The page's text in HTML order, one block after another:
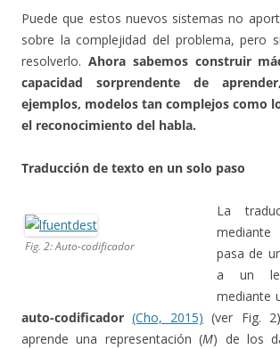
Puede que estos nuevos sistemas no
sobre la complejidad del problema, pero
resolverlo. Ahora sabemos construir
capacidad sorprendente de
ejemplos, modelos tan complejos como
el reconocimiento del habla.
Traducción de texto en un solo paso
Fig. 2: Auto-codificador
La
pasa de
a un
mediante
auto-codificador (Cho, 2015) (ver Fig.
aprende una representación (M) de los